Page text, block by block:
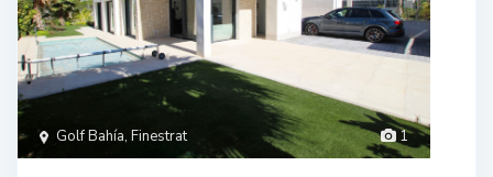
1
Golf Bahía, Finestrat